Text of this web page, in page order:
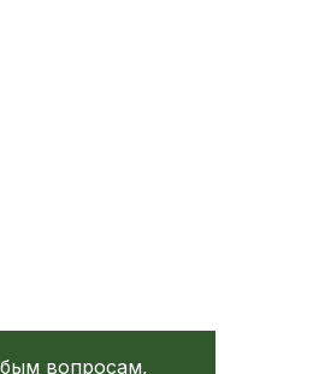
вопросам,